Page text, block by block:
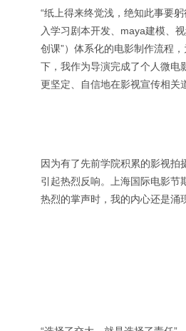
“纸上得来终觉浅，绝知此事要
入学习剧本开发、maya建模、
创课”）体系化的电影制作流程
下，我作为导演完成了个人微
更坚定、自信地在影视宣传相关
因为有了先前学院积累的影视拍
引起热烈反响。上海国际电影节
热烈的掌声时，我的内心还是涌